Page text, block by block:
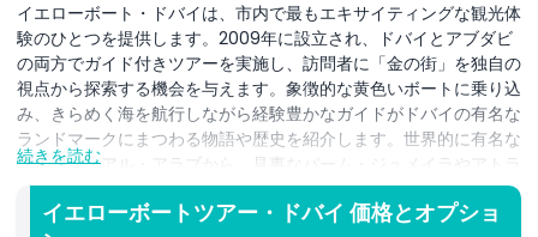
イエローボート・ドバイは、市内で最もエキサイティングな観光体
験のひとつを提供します。2009年に設立され、ドバイとアブダビ
の両方でガイド付きツアーを実施し、訪問者に「金の街」を独自の
視点から探索する機会を与えます。象徴的な黄色いボートに乗り込
み、きらめく海を航行しながら経験豊かなガイドがドバイの有名な
ランドマークにまつわる物語や歴史を紹介します。世界的に有名な
ブルジュ・アル・アラブから、見事なパーム・ジュメイラやアトラ
ンティス・ザ・パームまで、どの景色も見どころです。ドバイ・マ
リーナの印象的な建築を眺め、ボートが波を切って進むスリルを感
続きを読む
イエローボートツアー・ドバイ 価格とオプショ